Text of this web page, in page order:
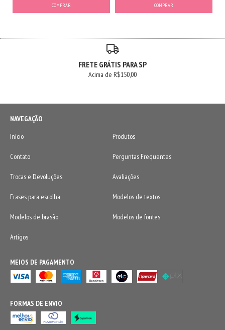
FRETE GRÁTIS PARA SP
Acima de R$150,00
NAVEGAÇÃO
Início
Produtos
Contato Perguntas Frequentes
Trocas e Devoluções Avaliações
Frases para escolha Modelos de textos
Modelos de brasão Modelos de fontes
Artigos
MEIOS DE PAGAMENTO
FORMAS DE ENVIO